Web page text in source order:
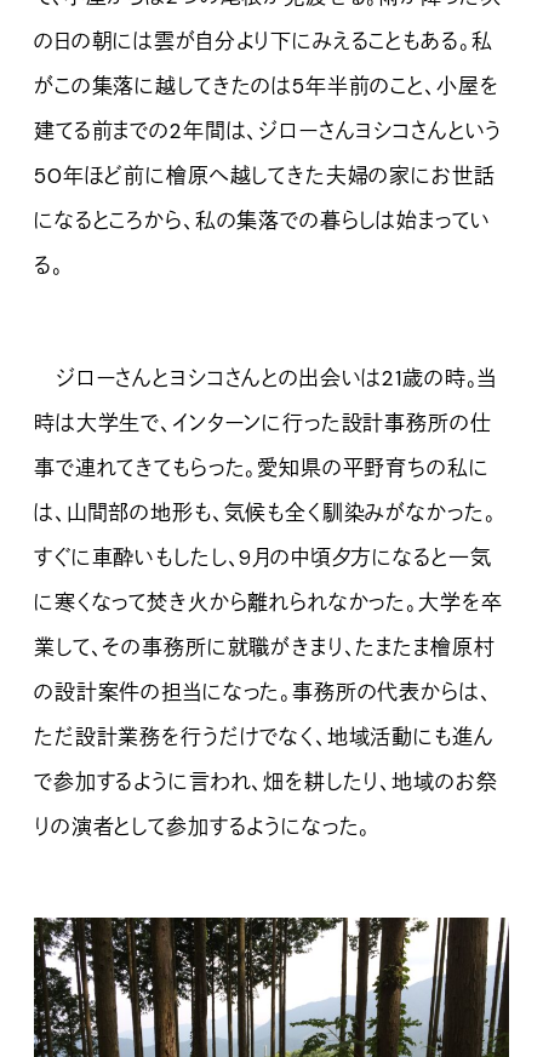
の日の朝には雲が自分より下にみえることもある。私
がこの集落に越してきたのは5年半前のこと、小屋を
建てる前までの2年間は、ジローさんヨシコさんという
50年ほど前に檜原へ越してきた夫婦の家にお世話
になるところから、私の集落での暮らしは始まってい
る。
ジローさんとヨシコさんとの出会いは21歳の時。当
時は大学生で、インターンに行った設計事務所の仕
事で連れてきてもらった。愛知県の平野育ちの私に
は、山間部の地形も、気候も全く馴染みがなかった。
すぐに車酔いもしたし、9月の中頃夕方になると一気
に寒くなって焚き火から離れられなかった。大学を卒
業して、その事務所に就職がきまり、たまたま檜原村
の設計案件の担当になった。事務所の代表からは、
ただ設計業務を行うだけでなく、地域活動にも進ん
で参加するように言われ、畑を耕したり、地域のお祭
りの演者として参加するようになった。